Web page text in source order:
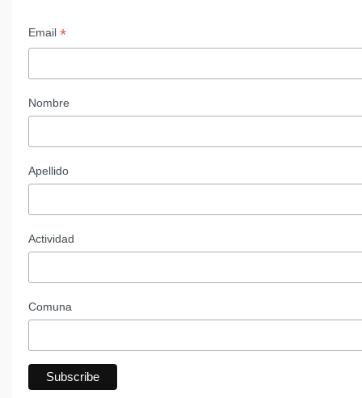
Email *
Nombre
Apellido
Actividad
Comuna